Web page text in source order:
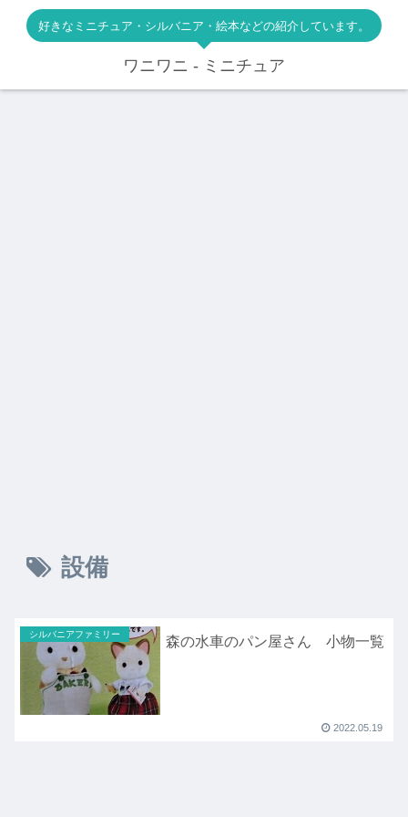
好きなミニチュア・シルバニア・絵本などの紹介しています。
ワニワニ - ミニチュア
設備
シルバニアファミリー 森の水車のパン屋さん 小物一覧
2022.05.19